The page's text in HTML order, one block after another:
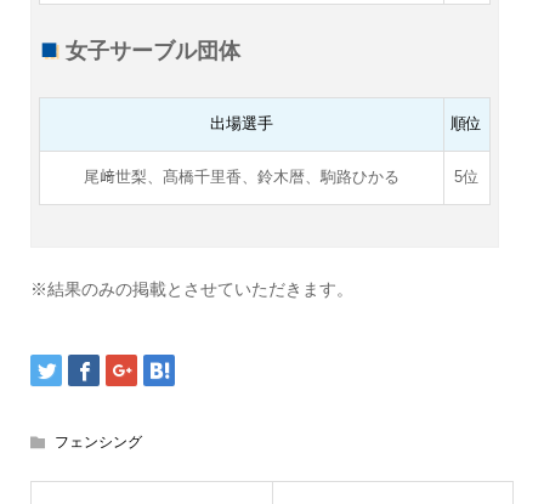
女子サーブル団体
出場選手 順位
尾﨑世梨、髙橋千里香、鈴木暦、駒路ひかる 5位
※結果のみの掲載とさせていただきます。
フェンシング